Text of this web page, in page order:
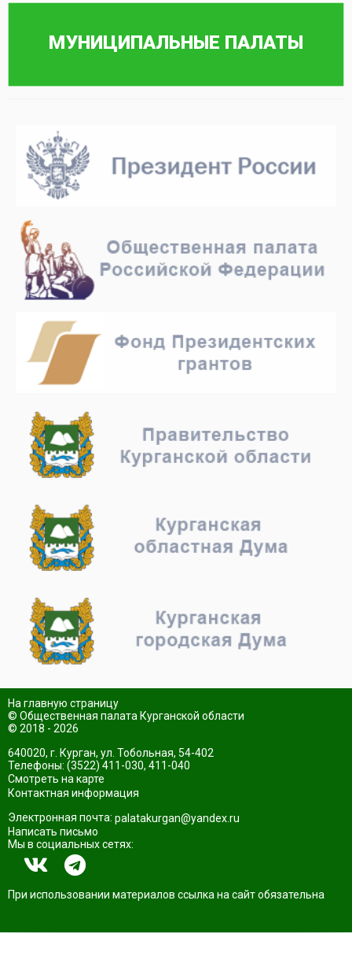
На главную страницу
© Общественная палата Курганской области
© 2018 - 2026
640020, г. Курган, ул. Тобольная, 54-402
Телефоны: (3522) 411-030, 411-040
Смотреть на карте
Контактная информация
Электронная почта: palatakurgan@yandex.ru
Написать письмо
Мы в социальных сетях:
При использовании материалов ссылка на сайт обязательна